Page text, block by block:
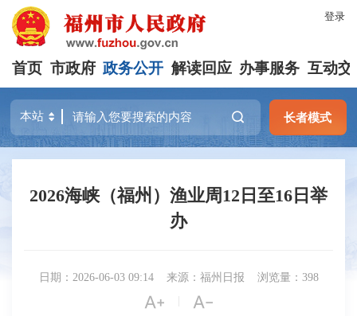
登录
首页 市政府 政务公开 解读回应 办事服务 互动交
长者模式
2026海峡（福州）渔业周12日至16日举
办
日期：2026-06-03 09:14 来源：福州日报 浏览量：398
 | 